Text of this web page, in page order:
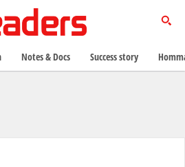
Notes & Docs Success story